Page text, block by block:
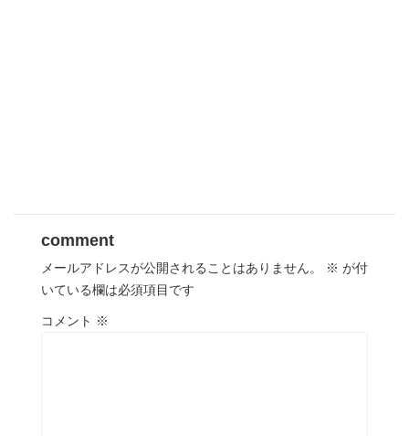
comment
メールアドレスが公開されることはありません。 ※ が付
いている欄は必須項目です
コメント ※